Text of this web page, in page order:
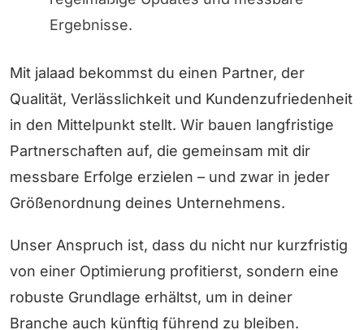
Ergebnisse.
Mit jalaad bekommst du einen Partner, der
Qualität, Verlässlichkeit und Kundenzufriedenheit
in den Mittelpunkt stellt. Wir bauen langfristige
Partnerschaften auf, die gemeinsam mit dir
messbare Erfolge erzielen – und zwar in jeder
Größenordnung deines Unternehmens.
Unser Anspruch ist, dass du nicht nur kurzfristig
von einer Optimierung profitierst, sondern eine
robuste Grundlage erhältst, um in deiner
Branche auch künftig führend zu bleiben.